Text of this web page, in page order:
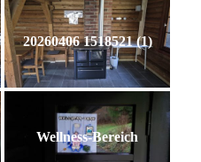
20260406 1518521 (1)
Wellness-Bereich